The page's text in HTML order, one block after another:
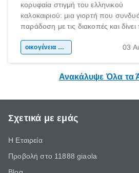
κορυφαία στιγμή του ελληνικού
καλοκαιριού: μια γιορτή που
παράδοση με τις διακοπές και δίνει
χώρας. Είτε πρόκειται για λίγες
οικογένεια & παιδί 03
Ανακάλυψε Όλα τα
Σχετικά με εμάς
Η Εταιρεία
Προβολή στο 11888 giaola